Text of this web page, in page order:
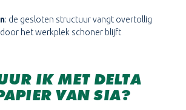
: de gesloten structuur vangt overtollig
het werkplek schoner blijft
IK MET DELTA
VAN SIA?